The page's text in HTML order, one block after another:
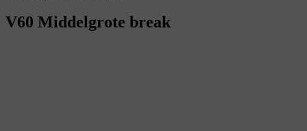
V60 Middelgrote break